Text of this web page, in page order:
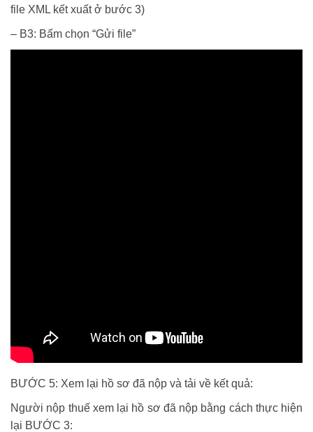
file XML kết xuất ở bước 3)
– B3: Bấm chọn “Gửi file”
BƯỚC 5: Xem lại hồ sơ đã nộp và tải về kết quả:
Người nộp thuế xem lại hồ sơ đã nộp bằng cách thực hiện
lại BƯỚC 3: